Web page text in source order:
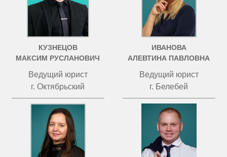
КУЗНЕЦОВ
МАКСИМ РУСЛАНОВИЧ
Ведущий юрист
г. Октябрьский
ИВАНОВА
АЛЕВТИНА ПАВЛОВНА
Ведущий юрист
г. Белебей